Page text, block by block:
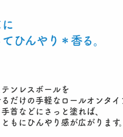
ひんやり ＊ 香る。
ンレスボールを
だけの手軽なロールオンタイ
首などにさっと塗れば、
もにひんやり感が広がります。